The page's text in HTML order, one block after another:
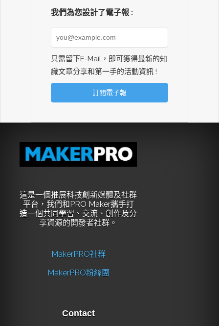
我們為您設計了電子報 :
只需留下E-Mail，即可獲得最新的知
識文章分享和第一手的活動資訊 !
這是一個推展科技創新媒體及社群
平台，我們和PRO Maker攜手打
造一個共同學習、交流、創作及分
享資源的開發者社群。
MakerPRO社群
MakerPRO粉絲團
Contact